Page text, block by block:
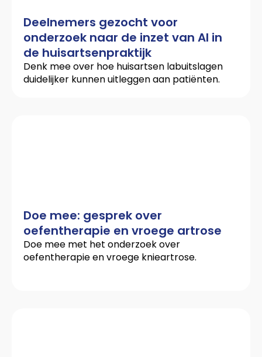
Deelnemers gezocht voor
onderzoek naar de inzet van AI in
de huisartsenpraktijk
Denk mee over hoe huisartsen labuitslagen
duidelijker kunnen uitleggen aan patiënten.
Doe mee: gesprek over
oefentherapie en vroege artrose
Doe mee met het onderzoek over
oefentherapie en vroege knieartrose.